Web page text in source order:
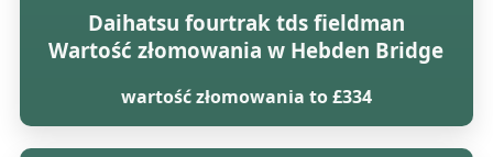
Daihatsu fourtrak tds fieldman
Wartość złomowania w Hebden Bridge
wartość złomowania to £334